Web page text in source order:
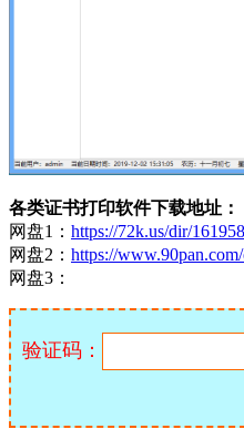
各类证书打印软件下载地址：
网盘1： https://72k.us/dir/
网盘2： https://www.90pan.com/
网盘3：
验证码：